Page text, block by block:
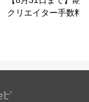
クリエイター手数料